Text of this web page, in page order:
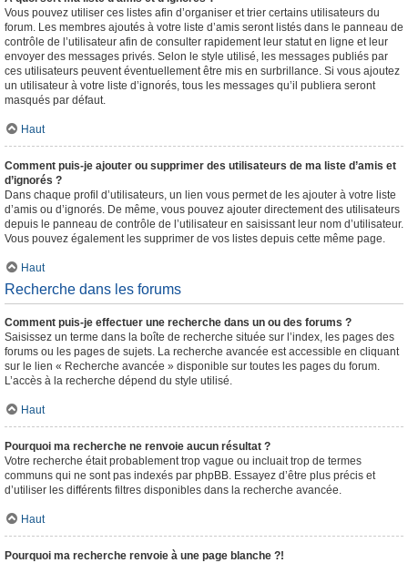
Vous pouvez utiliser ces listes afin d’organiser et trier certains utilisateurs du
forum. Les membres ajoutés à votre liste d’amis seront listés dans le panneau de
contrôle de l’utilisateur afin de consulter rapidement leur statut en ligne et leur
envoyer des messages privés. Selon le style utilisé, les messages publiés par
ces utilisateurs peuvent éventuellement être mis en surbrillance. Si vous ajoutez
un utilisateur à votre liste d’ignorés, tous les messages qu’il publiera seront
masqués par défaut.
Haut
Comment puis-je ajouter ou supprimer des utilisateurs de ma liste d’amis et
d’ignorés ?
Dans chaque profil d’utilisateurs, un lien vous permet de les ajouter à votre liste
d’amis ou d’ignorés. De même, vous pouvez ajouter directement des utilisateurs
depuis le panneau de contrôle de l’utilisateur en saisissant leur nom d’utilisateur.
Vous pouvez également les supprimer de vos listes depuis cette même page.
Haut
Recherche dans les forums
Comment puis-je effectuer une recherche dans un ou des forums ?
Saisissez un terme dans la boîte de recherche située sur l’index, les pages des
forums ou les pages de sujets. La recherche avancée est accessible en cliquant
sur le lien « Recherche avancée » disponible sur toutes les pages du forum.
L’accès à la recherche dépend du style utilisé.
Haut
Pourquoi ma recherche ne renvoie aucun résultat ?
Votre recherche était probablement trop vague ou incluait trop de termes
communs qui ne sont pas indexés par phpBB. Essayez d’être plus précis et
d’utiliser les différents filtres disponibles dans la recherche avancée.
Haut
Pourquoi ma recherche renvoie à une page blanche ?!